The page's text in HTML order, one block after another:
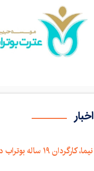
اخبار
نیما، کارگردان ۱۹ ساله بوتراب در جشنواره تئاتر فجر